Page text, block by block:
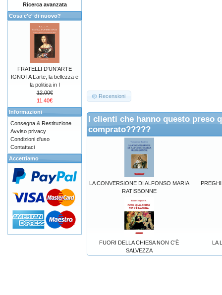
Recensioni
I clienti che hanno questo preso
comprato?????
LA CONVERSIONE DI ALFONSO MARIA
RATISBONNE
FUORI DELLA CHIESA NON C'È
SALVEZZA
LA
Ricerca avanzata
Cosa c'e' di nuovo?
FRATELLI D'UN'ARTE
IGNOTA L’arte, la bellezza e
la politica in I
12.00€
11.40€
Informazioni
Consegna & Restituzione
Avviso privacy
Condizioni d'uso
Contattaci
Accettiamo